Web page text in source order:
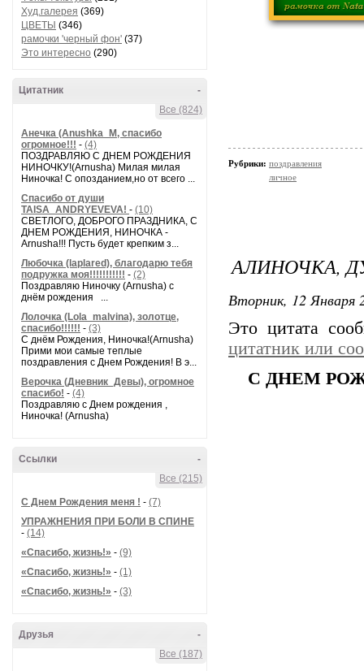
Худ.галерея (369)
ЦВЕТЫ (346)
рамочки 'черный фон' (37)
Это интересно (290)
-
Цитатник
Все (824)
Анечка (Anushka_M, спасибо
огромное!!! - (4)
ПОЗДРАВЛЯЮ С ДНЕМ РОЖДЕНИЯ
НИНОЧКУ!(Arnusha) Милая милая
Ниночка! С опозданием,но от всего ...
Спасибо от души
TAISA_ANDRYEVEVA! - (10)
СВЕТЛОГО, ДОБРОГО ПРАЗДНИКА, С
ДНЕМ РОЖДЕНИЯ, НИНОЧКА -
Arnusha!!! Пусть будет крепким з...
Любочка (laplared), благодарю тебя
подружка моя!!!!!!!!!!! - (2)
Поздравляю Ниночку (Arnusha) с
днём рождения ...
Лолочка (Lola_malvina), золотце,
спасибо!!!!!! - (3)
С днём Рождения, Ниночка!(Аrnusha)
Прими мои самые теплые
поздравления с Днем Рождения! В э...
Верочка (Дневник_Девы), огромное
спасибо! - (4)
Поздравляю с Днем рождения ,
Ниночка! (Arnusha)
-
Ссылки
Все (215)
С Днем Рождения меня ! - (7)
УПРАЖНЕНИЯ ПРИ БОЛИ В СПИНЕ
- (14)
«Спасибо, жизнь!» - (9)
«Спасибо, жизнь!» - (1)
«Спасибо, жизнь!» - (3)
-
Друзья
Все (187)
Рубрики: поздравления
личное
АЛИНОЧКА,
Вторник, 12 Января
Это цитата
цитатник или
С ДНЕМ